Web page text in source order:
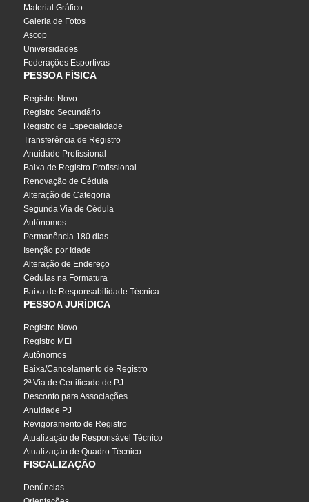
Material Gráfico
Galeria de Fotos
Ascop
Universidades
Federações Esportivas
PESSOA FÍSICA
Registro Novo
Registro Secundário
Registro de Especialidade
Transferência de Registro
Anuidade Profissional
Baixa de Registro Profissional
Renovação de Cédula
Alteração de Categoria
Segunda Via de Cédula
Autônomos
Permanência 180 dias
Isenção por Idade
Alteração de Endereço
Cédulas na Formatura
Baixa de Responsabilidade Técnica
PESSOA JURÍDICA
Registro Novo
Registro MEI
Autônomos
Baixa/Cancelamento de Registro
2ª Via de Certificado de PJ
Desconto para Associações
Anuidade PJ
Revigoramento de Registro
Atualização de Responsável Técnico
Atualização de Quadro Técnico
FISCALIZAÇÃO
Denúncias